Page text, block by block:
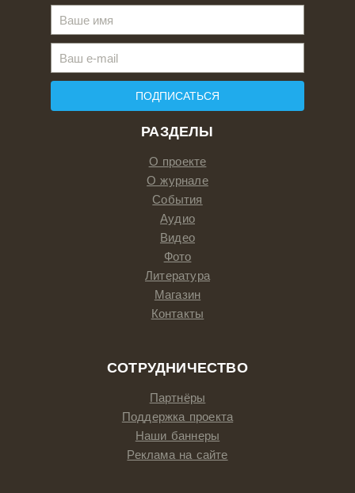
РАЗДЕЛЫ
О проекте
О журнале
События
Аудио
Видео
Фото
Литература
Магазин
Контакты
СОТРУДНИЧЕСТВО
Партнёры
Поддержка проекта
Наши баннеры
Реклама на сайте
ПОДПИСАТЬСЯ